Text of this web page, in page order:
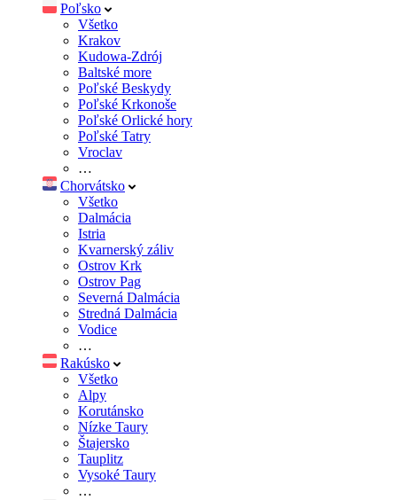
Poľsko
Všetko
Krakov
Kudowa-Zdrój
Baltské more
Poľské Beskydy
Poľské Krkonoše
Poľské Orlické hory
Poľské Tatry
Vroclav
…
Chorvátsko
Všetko
Dalmácia
Istria
Kvarnerský záliv
Ostrov Krk
Ostrov Pag
Severná Dalmácia
Stredná Dalmácia
Vodice
…
Rakúsko
Všetko
Alpy
Korutánsko
Nízke Taury
Štajersko
Tauplitz
Vysoké Taury
…